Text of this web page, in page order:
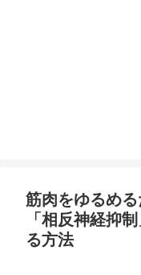
筋肉をゆるめる
「相反神経抑
る方法